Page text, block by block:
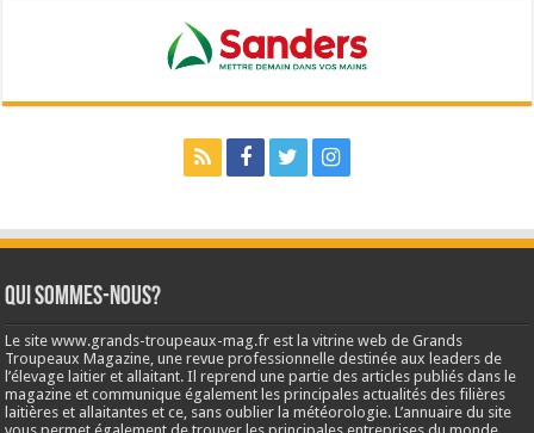
Qui sommes-nous?
Le site www.grands-troupeaux-mag.fr est la vitrine web de Grands
Troupeaux Magazine, une revue professionnelle destinée aux leaders de
l’élevage laitier et allaitant. Il reprend une partie des articles publiés dans le
magazine et communique également les principales actualités des filières
laitières et allaitantes et ce, sans oublier la météorologie. L’annuaire du site